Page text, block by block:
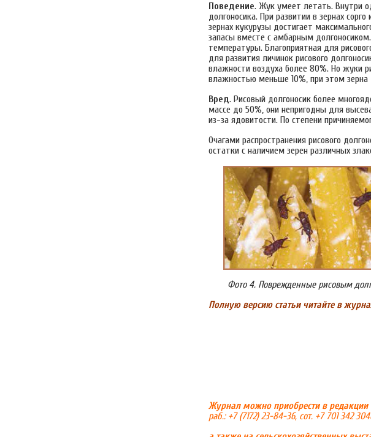
Поведение. Жук умеет летать. Внутри
долгоносика. При развитии в зернах
зернах кукурузы достигает
запасы вместе с амбарным
температуры. Благоприятная для
для развития личинок рисового
влажности воздуха более 80%. Но жуки
влажностью меньше 10%, при этом
Вред. Рисовый долгоносик более
массе до 50%, они непригодны для
из-за ядовитости. По степени
Очагами распространения рисового
остатки с наличием зерен различных
Фото 4. Поврежденные рисовым
Полную версию статьи читайте в
Журнал можно приобрести в редакции
раб.: +7 (7172) 23-84-36, сот. +7 701 342